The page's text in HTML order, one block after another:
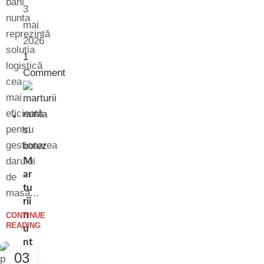
nunta
reprezintă
soluția
logistică
cea
mai
eficientă
pentru
gestionarea
darului
de
masă...
CONTINUE
READING
03
3
mai
2026
1
Comment
M
ar
tu
rii
n
u
nt
a